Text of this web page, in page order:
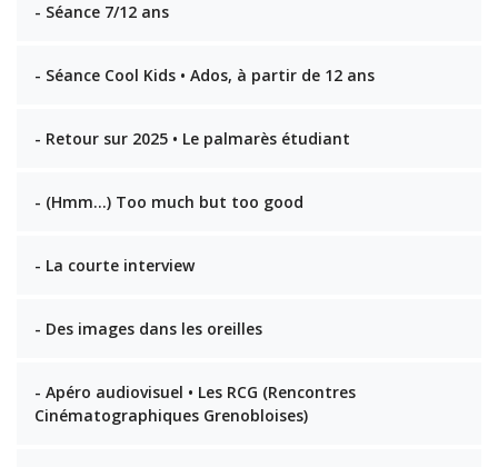
- Séance 7/12 ans
- Séance Cool Kids • Ados, à partir de 12 ans
- Retour sur 2025 • Le palmarès étudiant
- (Hmm…) Too much but too good
- La courte interview
- Des images dans les oreilles
- Apéro audiovisuel • Les RCG (Rencontres
Cinématographiques Grenobloises)